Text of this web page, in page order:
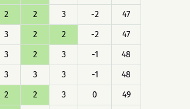
2 2 3 -2
47
3 2 2 -2
47
3 2 3 -1
48
3 3 3 -1
48
2 2 3 0
49